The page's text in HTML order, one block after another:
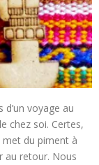
voyage au
chez soi. Certes,
met du piment à
au retour. Nous